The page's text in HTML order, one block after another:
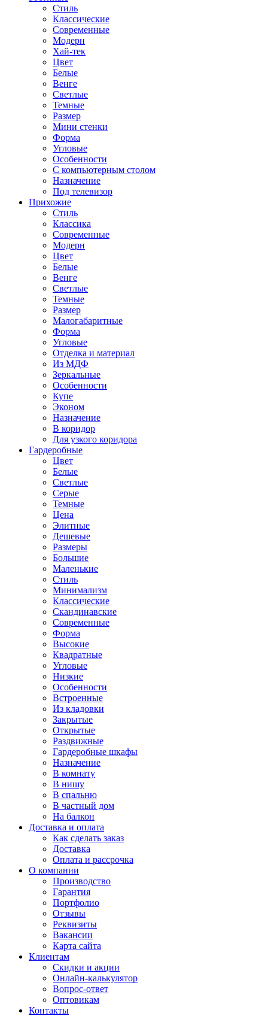
Стиль
Классические
Современные
Модерн
Хай-тек
Цвет
Белые
Венге
Светлые
Темные
Размер
Мини стенки
Форма
Угловые
Особенности
С компьютерным столом
Назначение
Под телевизор
Прихожие
Стиль
Классика
Современные
Модерн
Цвет
Белые
Венге
Светлые
Темные
Размер
Малогабаритные
Форма
Угловые
Отделка и материал
Из МДФ
Зеркальные
Особенности
Купе
Эконом
Назначение
В коридор
Для узкого коридора
Гардеробные
Цвет
Белые
Светлые
Серые
Темные
Цена
Элитные
Дешевые
Размеры
Большие
Маленькие
Стиль
Минимализм
Классические
Скандинавские
Современные
Форма
Высокие
Квадратные
Угловые
Низкие
Особенности
Встроенные
Из кладовки
Закрытые
Открытые
Раздвижные
Гардеробные шкафы
Назначение
В комнату
В нишу
В спальню
В частный дом
На балкон
Доставка и оплата
Как сделать заказ
Доставка
Оплата и рассрочка
О компании
Производство
Гарантия
Портфолио
Отзывы
Реквизиты
Вакансии
Карта сайта
Клиентам
Скидки и акции
Онлайн-калькулятор
Вопрос-ответ
Оптовикам
Контакты